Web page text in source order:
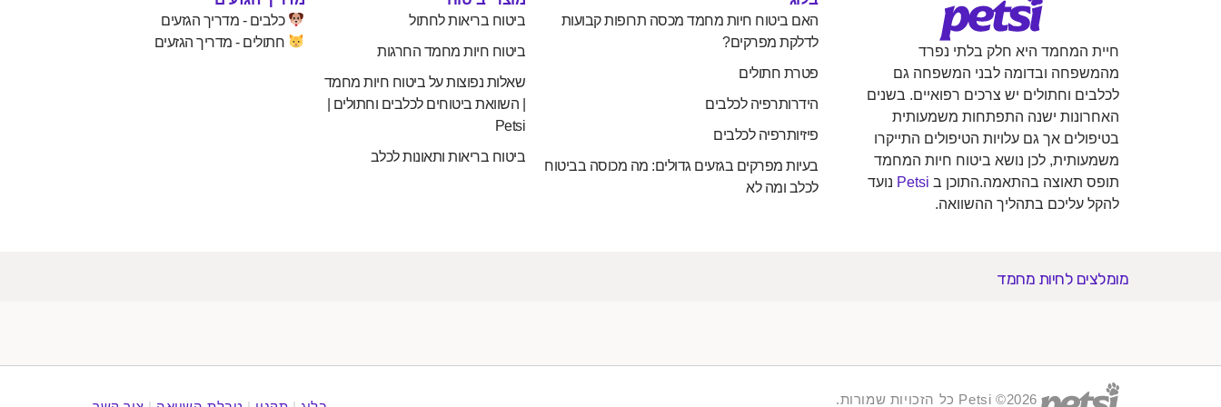
חיית המחמד היא חלק בלתי נפרד
מהמשפחה ובדומה לבני המשפחה גם
לכלבים וחתולים יש צרכים רפואיים. בשנים
האחרונות ישנה התפתחות משמעותית
בטיפולים אך גם עלויות הטיפולים התייקרו
משמעותית, לכן נושא ביטוח חיות המחמד
תופס תאוצה בהתאמה.התוכן ב Petsi נועד
להקל עליכם בתהליך ההשוואה.
האם ביטוח חיות מחמד מכסה תרופות קבועות
לדלקת מפרקים?
פטרת חתולים
הידרותרפיה לכלבים
פיזיותרפיה לכלבים
בעיות מפרקים בגזעים גדולים: מה מכוסה בביטוח
לכלב ומה לא
ביטוח בריאות לחתול
ביטוח חיות מחמד החרגות
שאלות נפוצות על ביטוח חיות מחמד
| השוואת ביטוחים לכלבים וחתולים |
Petsi
ביטוח בריאות ותאונות לכלב
כלבים - מדריך הגזעים
חתולים - מדריך הגזעים
מומלצים לחיות מחמד
2026© Petsi כל הזכויות שמורות.